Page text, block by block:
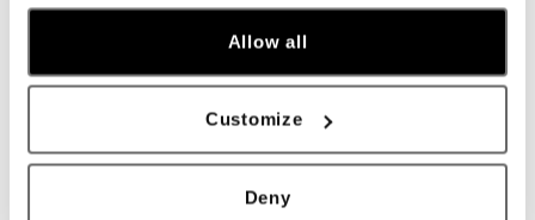
Allow all
Customize
Deny
Prihláste sa na odber newslettera
trh.